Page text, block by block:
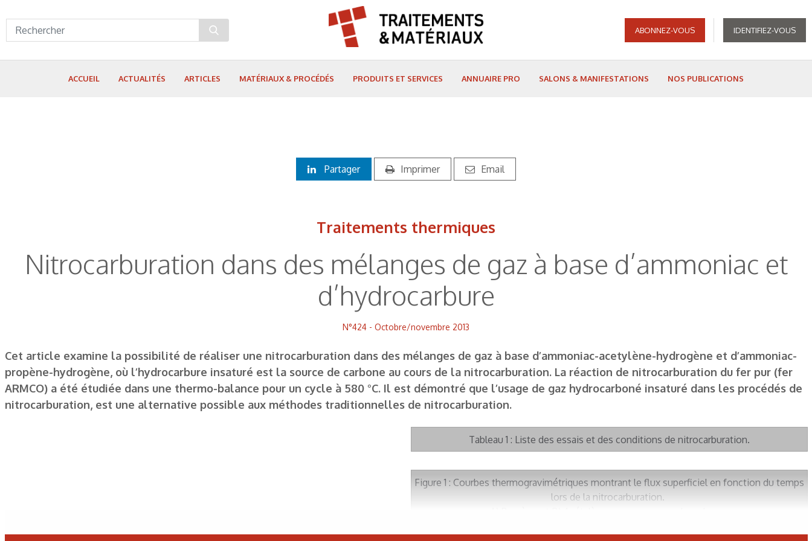
ABONNEZ-VOUS IDENTIFIEZ-VOUS
ACCUEIL ACTUALITÉS ARTICLES MATÉRIAUX & PROCÉDÉS PRODUITS ET SERVICES ANNUAIRE PRO SALONS & MANIFESTATIONS NOS PUBLICATIONS
Partager Imprimer Email
Traitements thermiques
Nitrocarburation dans des mélanges de gaz à base d’ammoniac et
d’hydrocarbure
N°424 - Octobre/novembre 2013
Cet article examine la possibilité de réaliser une nitrocarburation dans des mélanges de gaz à base d’ammoniac-acetylène-hydrogène et d’ammoniac-
propène-hydrogène, où l’hydrocarbure insaturé est la source de carbone au cours de la nitrocarburation. La réaction de nitrocarburation du fer pur (fer
ARMCO) a été étudiée dans une thermo-balance pour un cycle à 580 °C. Il est démontré que l’usage de gaz hydrocarboné insaturé dans les procédés de
nitrocarburation, est une alternative possible aux méthodes traditionnelles de nitrocarburation.
Tableau 1 : Liste des essais et des conditions de nitrocarburation.
Figure 1 : Courbes thermogravimétriques montrant le flux superficiel en fonction du temps
lors de la nitrocarburation.